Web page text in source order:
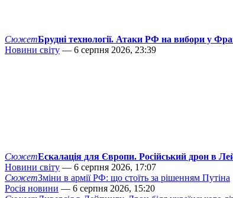
СюжетБрудні технології. Атаки РФ на вибори у
Новини світу — 6 серпня 2026, 23:39
СюжетЕскалація для Європи. Російський дрон в
Новини світу — 6 серпня 2026, 17:07
СюжетЗміни в армії РФ: що стоїть за рішенням Путіна
Росія новини — 6 серпня 2026, 15:20